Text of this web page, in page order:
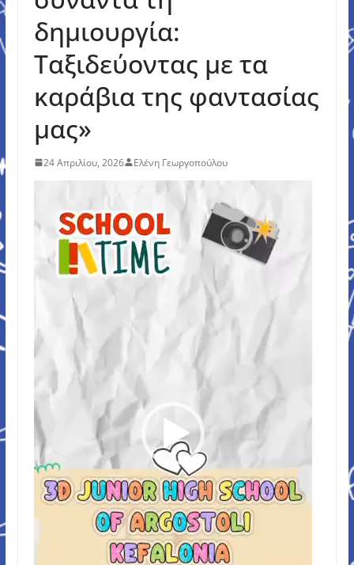
δημιουργία:
Ταξιδεύοντας με τα
καράβια της φαντασίας
μας»
24 Απριλίου, 2026 Ελένη Γεωργοπούλου
Αναπαραγωγής
Βίντεο